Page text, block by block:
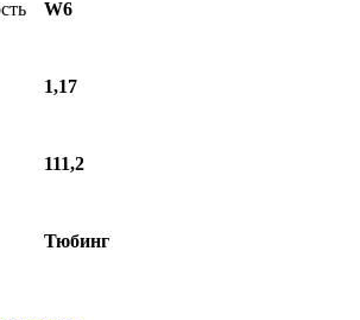
W6
1,17
111,2
Тюбинг